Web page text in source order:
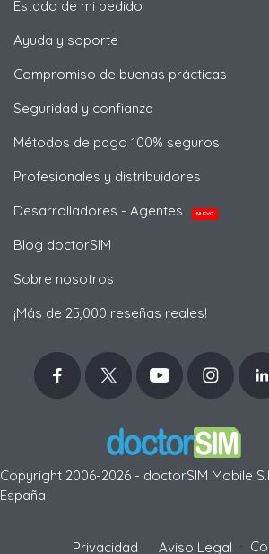
Estado de mi pedido
Ayuda y soporte
Compromiso de buenas prácticas
Seguridad y confianza
Métodos de pago 100% seguros
Profesionales y distribuidores
Desarrolladores - Agentes
NUEVO
Blog doctorSIM
Sobre nosotros
¡Más de 25,000 reseñas reales!
Copyright 2006-2026 - doctorSIM Mobile
España
Privacidad Aviso Legal